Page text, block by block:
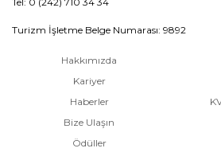
Turizm İşletme Belge Numarası: 9892
Hakkımızda
Kariyer
Haberler
Bize Ulaşın
Ödüller